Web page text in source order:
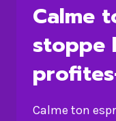
Calme
stoppe
Calme ton